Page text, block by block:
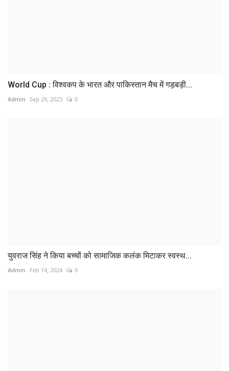
World Cup : विश्वकप के भारत और पाकिस्तान मैच में गड़बड़ी...
Admin Sep 29, 2023 0
युवराज सिंह ने किया बच्चों को सामाजिक कलंक मिटाकर स्वस्थ...
Admin Feb 14, 2024 0